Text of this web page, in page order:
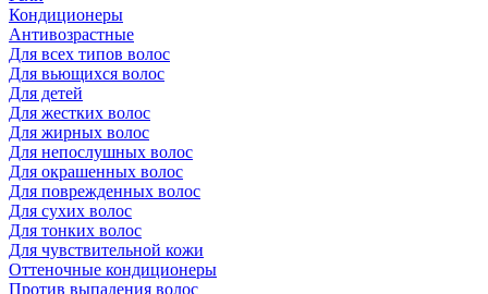
Кондиционеры
Антивозрастные
Для всех типов волос
Для вьющихся волос
Для детей
Для жестких волос
Для жирных волос
Для непослушных волос
Для окрашенных волос
Для поврежденных волос
Для сухих волос
Для тонких волос
Для чувствительной кожи
Оттеночные кондиционеры
Против выпадения волос